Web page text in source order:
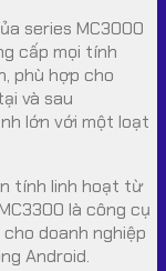
series MC3000
cấp mọi tính
phù hợp cho
và sau
lớn với một loạt
tính linh hoạt từ
là công cụ
doanh nghiệp
Android.